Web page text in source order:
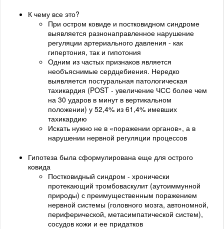
К чему все это?
При остром ковиде и постковидном синдроме
выявляется разнонаправленное нарушение
регуляции артериального давления - как
гипертония, так и гипотония
Одним из частых признаков является
необъяснимые сердцебиения. Нередко
выявляется постуральная патологическая
тахикардия (POST - увеличение ЧСС более чем
на 30 ударов в минут в вертикальном
положении) у 52,4% из 61,4% имевших
тахикардию
Искать нужно не в «поражении органов», а в
нарушении нервной регуляции процессов
Гипотеза была сформулирована еще для острого
ковида
Постковидный синдром - хронически
протекающий тромбоваскулит (аутоиммунной
природы) с преимущественным поражением
нервной системы (головного мозга, автономной,
периферической, метасимпатической систем),
сосудов кожи и ее придатков